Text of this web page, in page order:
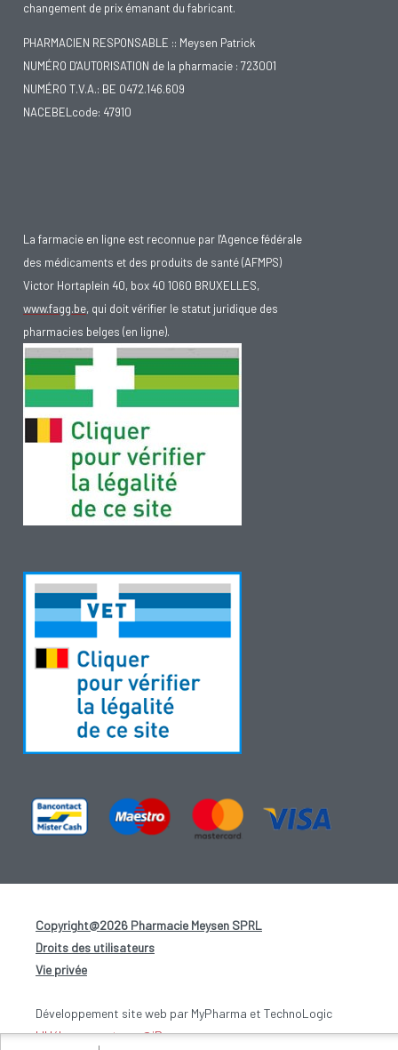
changement de prix émanant du fabricant.
PHARMACIEN RESPONSABLE :: Meysen Patrick
NUMÉRO D'AUTORISATION de la pharmacie : 723001
NUMÉRO T.V.A.: BE 0472.146.609
NACEBELcode: 47910
La farmacie en ligne est reconnue par l'Agence fédérale
des médicaments et des produits de santé (AFMPS)
Victor Hortaplein 40, box 40 1060 BRUXELLES,
www.fagg.be, qui doit vérifier le statut juridique des
pharmacies belges (en ligne).
Copyright@2026 Pharmacie Meysen SPRL
Droits des utilisateurs
Vie privée
Développement site web par MyPharma et TechnoLogic
L'Hébergement par @iPower